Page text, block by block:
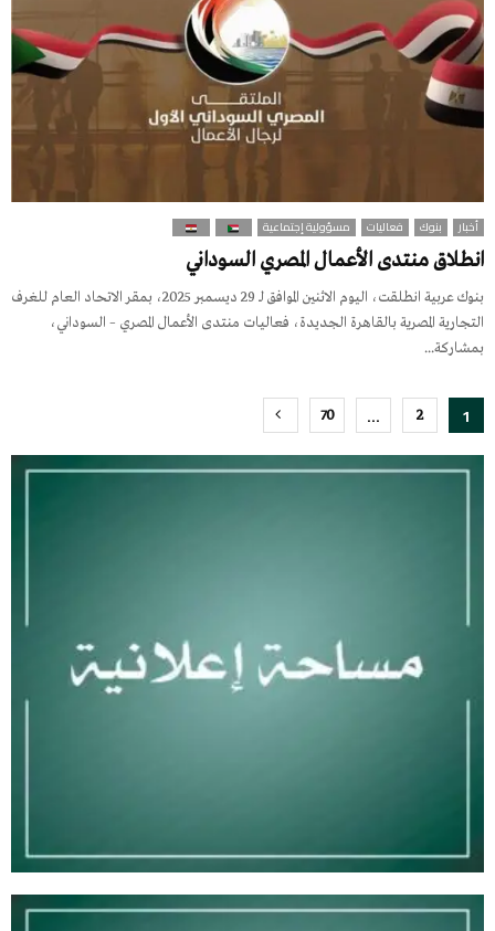
أخبار بنوك فعاليات مسؤولية إجتماعية
انطلاق منتدى الأعمال المصري السوداني
بنوك عربية انطلقت، اليوم الاثنين الموافق لـ 29 ديسمبر 2025، بمقر الاتحاد العام للغرف
التجارية المصرية بالقاهرة الجديدة، فعاليات منتدى الأعمال المصري – السوداني،
بمشاركة...
Posts
pagination
1
2
…
70